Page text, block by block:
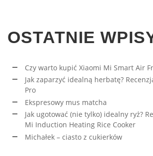
OSTATNIE
Czy warto kupić Xiaomi Mi Smart Air
Jak zaparzyć idealną herbatę?
Pro
Ekspresowy mus matcha
Jak ugotować (nie tylko) idealny ryż?
Mi Induction Heating Rice Cooker
Michałek – ciasto z cukierków